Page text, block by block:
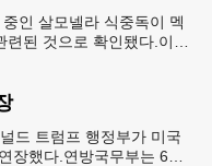
인 살모넬라 식중독이 멕
된 것으로 확인됐다.이에
드 트럼프 행정부가 미국
장했다.연방국무부는 6일